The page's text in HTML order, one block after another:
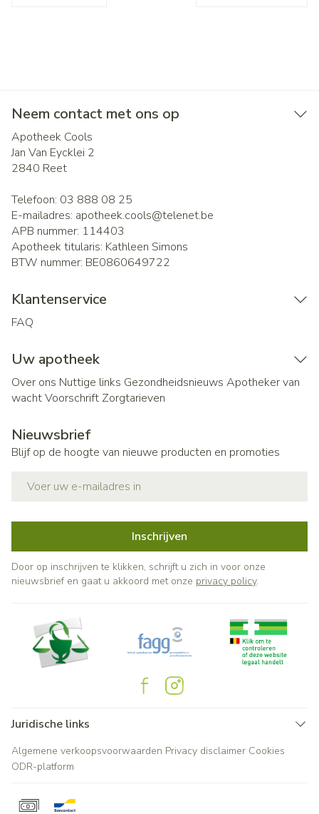
Neem contact met ons op
Apotheek Cools
Jan Van Eycklei 2
2840 Reet
Telefoon: 03 888 08 25
E-mailadres: apotheek.cools@telenet.be
APB nummer: 114403
Apotheek titularis: Kathleen Simons
BTW nummer: BE0860649722
Klantenservice
FAQ
Uw apotheek
Over ons Nuttige links Gezondheidsnieuws Apotheker van
wachtVoorschrift Zorgtarieven
Nieuwsbrief
Blijf op de hoogte van nieuwe producten en promoties
Inschrijven
Door op inschrijven te klikken, schrijft u zich in voor onze
nieuwsbrief en gaat u akkoord met onze privacy policy.
Juridische links
Algemene verkoopsvoorwaarden Privacy disclaimer Cookies
ODR-platform